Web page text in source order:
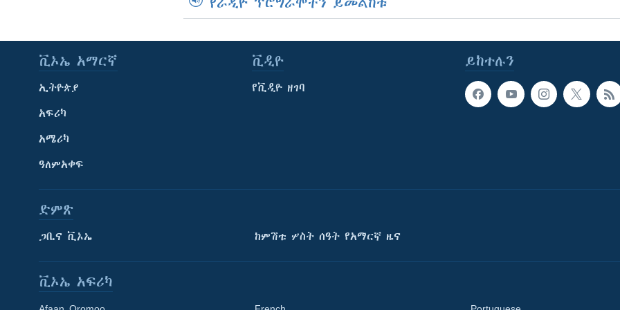
ይከተሉን
ቪኦኤ አማርኛ
ኢትዮጵያ
አፍሪካ
አሜሪካ
ዓለምአቀፍ
ቪዲዮ
የቪዲዮ ዘገባ
ድምጽ
ጋቢና ቪኦኤ ከምሽቱ ሦስት ሰዓት የአማርኛ ዜና
ቪኦኤ አፍሪካ